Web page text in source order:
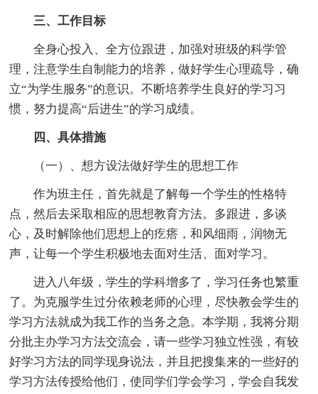
三、工作目标
全身心投入、全方位跟进，加强对班级的科学管
理，注意学生自制能力的培养，做好学生心理疏导，确
立“为学生服务”的意识。不断培养学生良好的学习习
惯，努力提高“后进生”的学习成绩。
四、具体措施
（一）、想方设法做好学生的思想工作
作为班主任，首先就是了解每一个学生的性格特
点，然后去采取相应的思想教育方法。多跟进，多谈
心，及时解除他们思想上的疙瘩，和风细雨，润物无
声，让每一个学生积极地去面对生活、面对学习。
进入八年级，学生的学科增多了，学习任务也繁重
了。为克服学生过分依赖老师的心理，尽快教会学生的
学习方法就成为我工作的当务之急。本学期，我将分期
分批主办学习方法交流会，请一些学习独立性强，有较
好学习方法的同学现身说法，并且把搜集来的一些好的
学习方法传授给他们，使同学们学会学习，学会自我发